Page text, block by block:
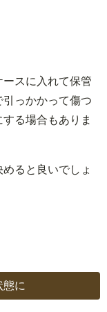
スに入れて保管
っかかって傷つ
る場合もありま
ると良いでしょ
態に